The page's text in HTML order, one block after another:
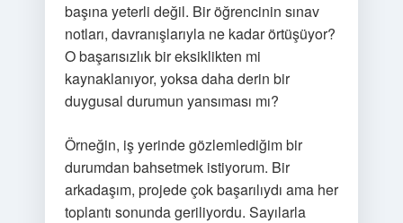
başına yeterli değil. Bir öğrencinin sınav
notları, davranışlarıyla ne kadar örtüşüyor?
O başarısızlık bir eksiklikten mi
kaynaklanıyor, yoksa daha derin bir
duygusal durumun yansıması mı?
Örneğin, iş yerinde gözlemlediğim bir
durumdan bahsetmek istiyorum. Bir
arkadaşım, projede çok başarılıydı ama her
toplantı sonunda geriliyordu. Sayılarla